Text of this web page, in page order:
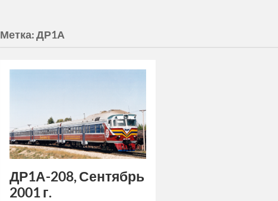
Метка:ДР1А
ДР1А-208, Сентябрь
2001 г.